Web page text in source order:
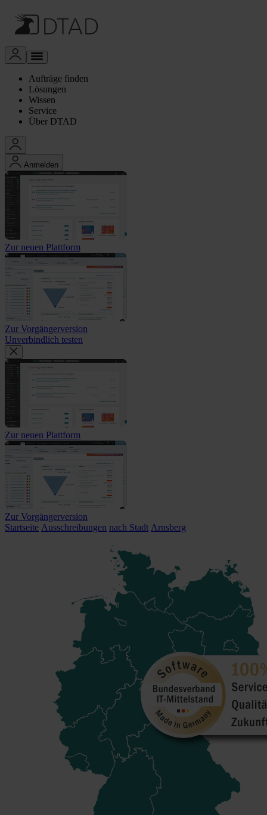
Aufträge finden
Lösungen
Wissen
Service
Über DTAD
Anmelden
Zur neuen Plattform
Zur Vorgängerversion
Unverbindlich testen
Zur neuen Plattform
Zur Vorgängerversion
Startseite Ausschreibungen nach Stadt Arnsberg